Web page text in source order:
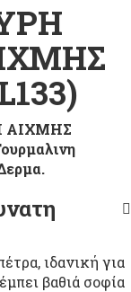
ΑΙΧΜΗΣ
ιδανική για
βαθιά σοφία